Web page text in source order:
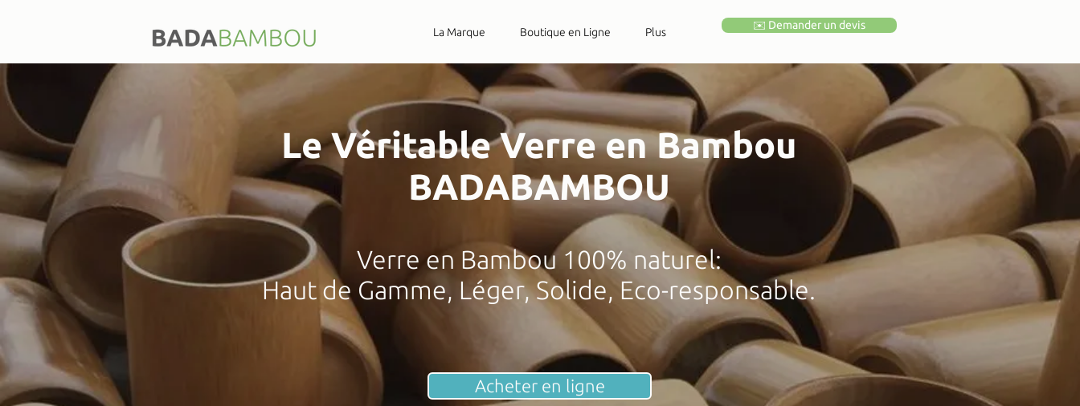
La Marque Boutique en Ligne Plus
✉️ Demander un devis
Le Véritable Verre en Bambou
BADABAMBOU
Verre en Bambou 100% naturel:
Haut de Gamme, Léger, Solide, Eco-responsable.
Acheter en ligne